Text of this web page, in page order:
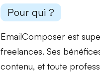
Pour qui ?
EmailComposer est
freelances. Ses
contenu, et toute